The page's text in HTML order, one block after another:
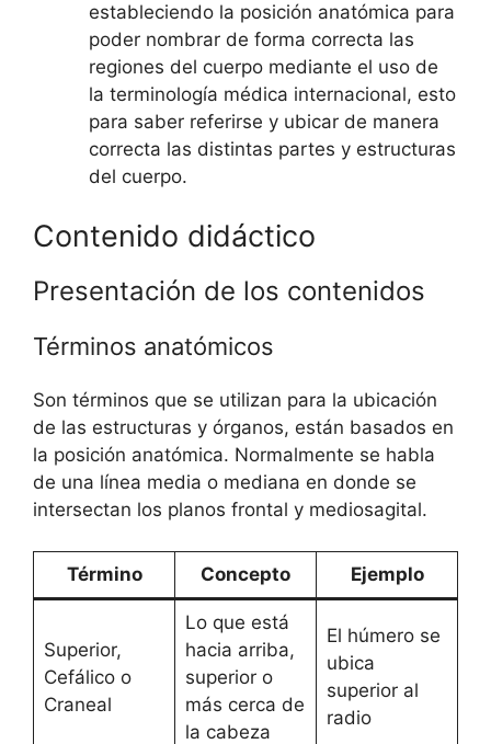
estableciendo la posición anatómica para
poder nombrar de forma correcta las
regiones del cuerpo mediante el uso de
la terminología médica internacional, esto
para saber referirse y ubicar de manera
correcta las distintas partes y estructuras
del cuerpo.
Contenido didáctico
Presentación de los contenidos
Términos anatómicos
Son términos que se utilizan para la ubicación
de las estructuras y órganos, están basados en
la posición anatómica. Normalmente se habla
de una línea media o mediana en donde se
intersectan los planos frontal y mediosagital.
Término Concepto Ejemplo
Superior,
Cefálico o
Craneal
Lo que está
hacia arriba,
superior o
más cerca de
la cabeza
El húmero se
ubica
superior al
radio